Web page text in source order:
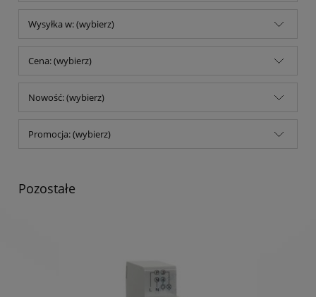
Wysyłka w: (wybierz)
Cena: (wybierz)
Nowość: (wybierz)
Promocja: (wybierz)
Pozostałe